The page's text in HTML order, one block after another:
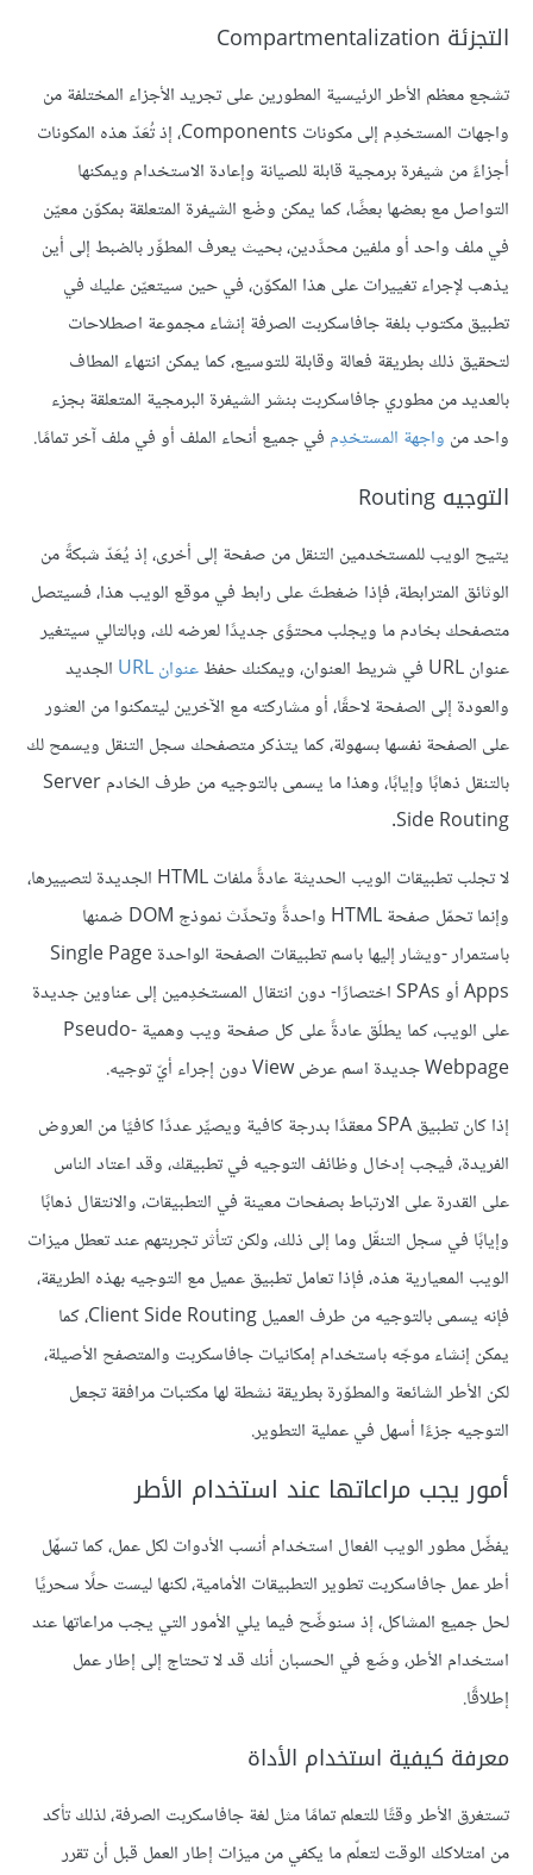
التجزئة Compartmentalization
تشجع معظم الأطر الرئيسية المطورين على تجريد الأجزاء المختلفة من
واجهات المستخدِم إلى مكونات Components، إذ تُعَدّ هذه المكونات
أجزاءً من شيفرة برمجية قابلة للصيانة وإعادة الاستخدام ويمكنها
التواصل مع بعضها بعضًا، كما يمكن وضْع الشيفرة المتعلقة بمكوّن معيّن
في ملف واحد أو ملفين محدَّدين، بحيث يعرف المطوِّر بالضبط إلى أين
يذهب لإجراء تغييرات على هذا المكوّن، في حين سيتعيّن عليك في
تطبيق مكتوب بلغة جافاسكربت الصرفة إنشاء مجموعة اصطلاحات
لتحقيق ذلك بطريقة فعالة وقابلة للتوسيع، كما يمكن انتهاء المطاف
بالعديد من مطوري جافاسكربت بنشر الشيفرة البرمجية المتعلقة بجزء
واحد من واجهة المستخدِم في جميع أنحاء الملف أو في ملف آخر تمامًا.
التوجيه Routing
يتيح الويب للمستخدمين التنقل من صفحة إلى أخرى، إذ يُعَدّ شبكةً من
الوثائق المترابطة، فإذا ضغطتَ على رابط في موقع الويب هذا، فسيتصل
متصفحك بخادم ما ويجلب محتوًى جديدًا لعرضه لك، وبالتالي سيتغير
عنوان URL في شريط العنوان، ويمكنك حفظ
عنوان URL
الجديد
والعودة إلى الصفحة لاحقًا، أو مشاركته مع الآخرين ليتمكنوا من العثور
على الصفحة نفسها بسهولة، كما يتذكر متصفحك سجل التنقل ويسمح لك
بالتنقل ذهابًا وإيابًا، وهذا ما يسمى بالتوجيه من طرف الخادم Server
Side Routing.
لا تجلب تطبيقات الويب الحديثة عادةً ملفات HTML الجديدة لتصييرها،
وإنما تحمّل صفحة HTML واحدةً وتحدِّث نموذج DOM ضمنها
باستمرار -ويشار إليها باسم تطبيقات الصفحة الواحدة Single Page
Apps أو SPAs اختصارًا- دون انتقال المستخدِمين إلى عناوين جديدة
على الويب، كما يطلَق عادةً على كل صفحة ويب وهمية Pseudo-
Webpage جديدة اسم عرض View دون إجراء أيّ توجيه.
إذا كان تطبيق SPA معقدًا بدرجة كافية ويصيِّر عددًا كافيًا من العروض
الفريدة، فيجب إدخال وظائف التوجيه في تطبيقك، وقد اعتاد الناس
على القدرة على الارتباط بصفحات معينة في التطبيقات، والانتقال ذهابًا
وإيابًا في سجل التنقّل وما إلى ذلك، ولكن تتأثر تجربتهم عند تعطل ميزات
الويب المعيارية هذه، فإذا تعامل تطبيق عميل مع التوجيه بهذه الطريقة،
فإنه يسمى بالتوجيه من طرف العميل Client Side Routing، كما
يمكن إنشاء موجّه باستخدام إمكانيات جافاسكربت والمتصفح الأصيلة،
لكن الأطر الشائعة والمطوّرة بطريقة نشطة لها مكتبات مرافقة تجعل
التوجيه جزءًا أسهل في عملية التطوير.
أمور يجب مراعاتها عند استخدام الأطر
يفضِّل مطور الويب الفعال استخدام أنسب الأدوات لكل عمل، كما تسهّل
أطر عمل جافاسكربت تطوير التطبيقات الأمامية، لكنها ليست حلًا سحريًا
لحل جميع المشاكل، إذ سنوضِّح فيما يلي الأمور التي يجب مراعاتها عند
استخدام الأطر، وضَع في الحسبان أنك قد لا تحتاج إلى إطار عمل
إطلاقًا.
معرفة كيفية استخدام الأداة
تستغرق الأطر وقتًا للتعلم تمامًا مثل لغة جافاسكربت الصرفة، لذلك تأكد
من امتلاكك الوقت لتعلّم ما يكفي من ميزات إطار العمل قبل أن تقرر